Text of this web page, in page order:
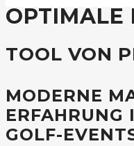
OPTIMALE
TOOL VON
MODERNE
GOLF-